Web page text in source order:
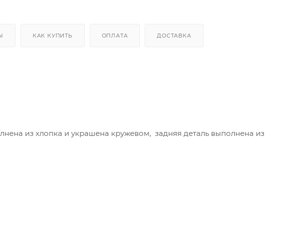
КАК КУПИТЬ ОПЛАТА ДОСТАВКА
из хлопка и украшена кружевом, задняя деталь выполнена из